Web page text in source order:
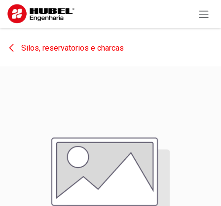
Pular para o conteúdo
Silos, reservatorios e charcas